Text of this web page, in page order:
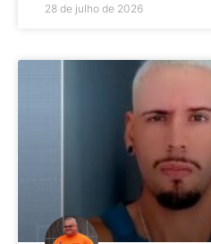
28 de julho de 2026